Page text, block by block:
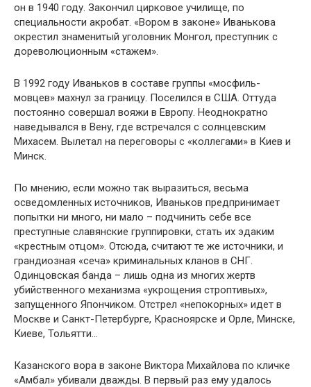
он в 1940 году. Закончил цирковое училище, по
специальности акробат. «Вором в законе» Иванькова
окрестил знаменитый уголовник Монгол, преступник с
дореволюционным «стажем».
В 1992 году Иваньков в составе группы «мосфиль-
мовцев» махнул за границу. Поселился в США. Оттуда
постоянно совершал вояжи в Европу. Неоднократно
наведывался в Вену, где встречался с солнцевским
Михасем. Вылетал на переговоры с «коллегами» в Киев и
Минск.
По мнению, если можно так выразиться, весьма
осведомленных источников, Иваньков предпринимает
попытки ни много, ни мало – подчинить себе все
преступные славянские группировки, стать их эдаким
«крестным отцом». Отсюда, считают те же источники, и
грандиозная «сеча» криминальных кланов в СНГ.
Одинцовская банда – лишь одна из многих жертв
убийственного механизма «укрощения строптивых»,
запущенного Япончиком. Отстрел «непокорных» идет в
Москве и Санкт-Петербурге, Красноярске и Орле, Минске,
Киеве, Тольятти…
Казанского вора в законе Виктора Михайлова по кличке
«Амбал» убивали дважды. В первый раз ему удалось